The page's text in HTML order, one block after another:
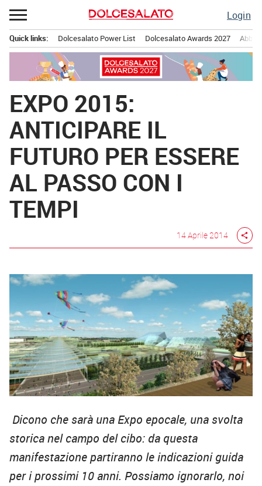
Passa
al
contenuto
Login
principale
Quick links: Dolcesalato Power List Dolcesalato Awards 2027
EXPO 2015:
ANTICIPARE IL
FUTURO PER ESSERE
AL PASSO CON I
TEMPI
14 Aprile 2014 share
Dicono che sarà una Expo epocale, una svolta
storica nel campo del cibo: da questa
manifestazione partiranno le indicazioni guida
per i prossimi 10 anni. Possiamo ignorarlo, noi